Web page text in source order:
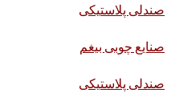
صندلی پلاستیکی
صنایع چوبی بیغم
صندلی پلاستیکی